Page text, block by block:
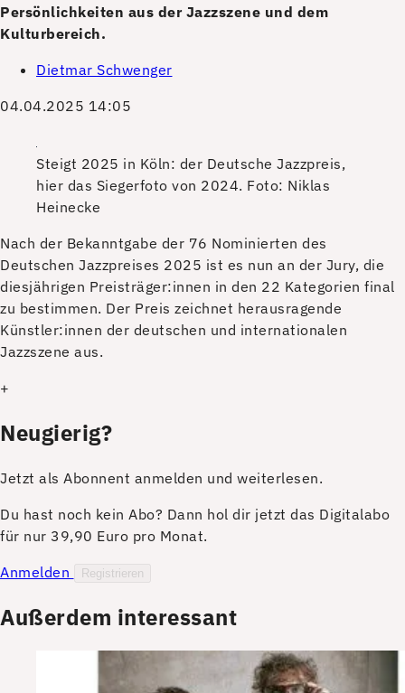
Persönlichkeiten aus der Jazzszene und dem
Kulturbereich.
Dietmar Schwenger
04.04.2025 14:05
Steigt 2025 in Köln: der Deutsche Jazzpreis,
hier das Siegerfoto von 2024. Foto: Niklas
Heinecke
Nach der Bekanntgabe der 76 Nominierten des
Deutschen Jazzpreises 2025 ist es nun an der Jury, die
diesjährigen Preisträger:innen in den 22 Kategorien final
zu bestimmen. Der Preis zeichnet herausragende
Künstler:innen der deutschen und internationalen
Jazzszene aus.
+
Neugierig?
Jetzt als Abonnent anmelden und weiterlesen.
Du hast noch kein Abo? Dann hol dir jetzt das Digitalabo
für nur 39,90 Euro pro Monat.
Anmelden
Registrieren
Außerdem interessant